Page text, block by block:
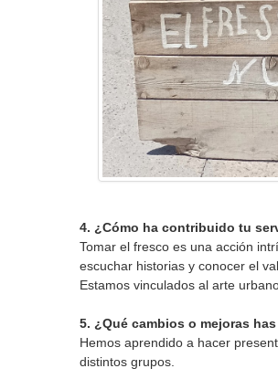
4. ¿Cómo ha contribuido tu
Tomar el fresco es una acción
escuchar historias y conocer el
Estamos vinculados al arte
5. ¿Qué cambios o mejoras
Hemos aprendido a hacer
distintos grupos.